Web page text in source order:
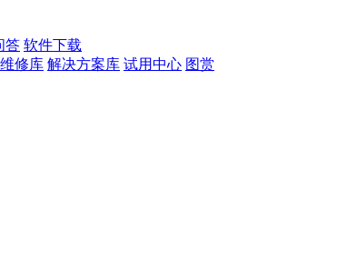
答 软件下载
维修库 解决方案库 试用中心 图赏